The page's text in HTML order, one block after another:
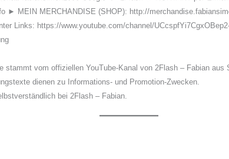
► MEIN MERCHANDISE (SHOP): http://
Links: https://www.youtube.com/channel/
stammt vom offiziellen YouTube-Kanal von 2Flash – Fabian aus
dienen zu Informations- und Promotion-Zwecken.
bei 2Flash – Fabian.